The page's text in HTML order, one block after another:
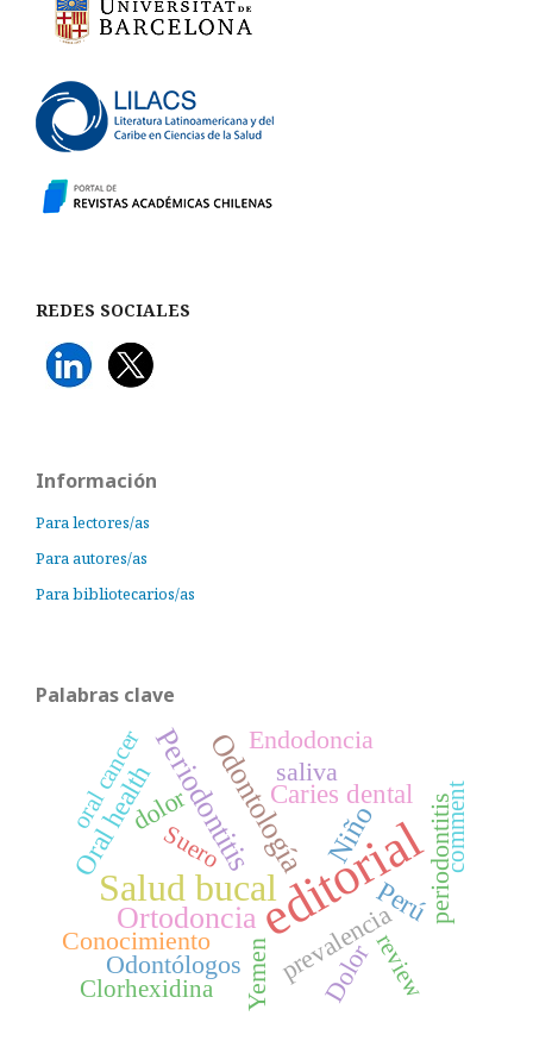
REDES SOCIALES
Información
Para lectores/as
Para autores/as
Para bibliotecarios/as
Palabras clave
editorial
Salud bucal
Ortodoncia
PeriodontitisOdontología Niño
Caries dental
Perú
Oral health periodontitis
saliva
Yemenprevalencia
Dolor
Endodoncia
dolor
Conocimiento
Odontólogos
comment
review
Clorhexidina
Suero
oral cancer